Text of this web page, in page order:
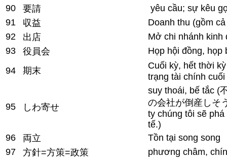
90
要請
yêu cầu; sự kêu
91
収益
Doanh thu (gồm
92
出店
Mở chi nhánh kinh
93
役員会
Họp hội đồng, họp
94
期末
Cuối kỳ, hết thời
trạng tài chính cuối
95 しわ寄せ
suy thoái, bế tắc (
の会社が倒産しそ
ty chúng tôi sẽ
tế.)
96
両立
Tồn tại song song
97
方針=方策=政策
phương châm,